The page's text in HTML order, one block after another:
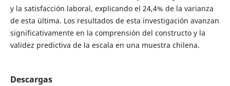
y la satisfacción laboral, explicando el 24,4% de la varianza
de esta última. Los resultados de esta investigación avanzan
significativamente en la comprensión del constructo y la
validez predictiva de la escala en una muestra chilena.
Descargas